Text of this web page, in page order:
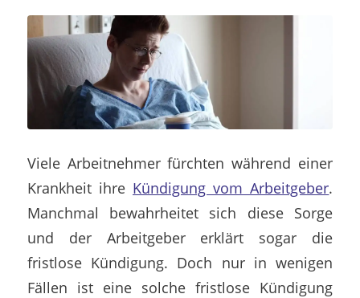
Viele Arbeitnehmer fürchten während einer
Krankheit ihre Kündigung vom Arbeitgeber.
Manchmal bewahrheitet sich diese Sorge
und der Arbeitgeber erklärt sogar die
fristlose Kündigung. Doch nur in wenigen
Fällen ist eine solche fristlose Kündigung